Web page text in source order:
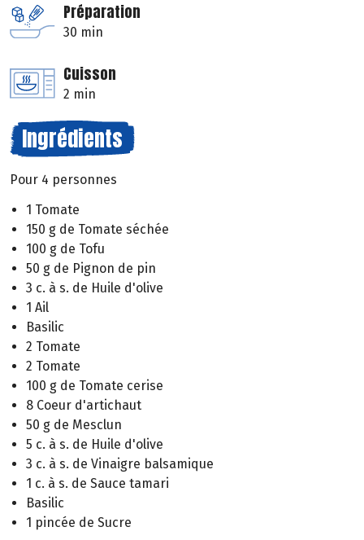
Préparation
30 min
Cuisson
2 min
Ingrédients
Pour 4 personnes
1 Tomate
150 g de Tomate séchée
100 g de Tofu
50 g de Pignon de pin
3 c. à s. de Huile d'olive
1 Ail
Basilic
2 Tomate
2 Tomate
100 g de Tomate cerise
8 Coeur d'artichaut
50 g de Mesclun
5 c. à s. de Huile d'olive
3 c. à s. de Vinaigre balsamique
1 c. à s. de Sauce tamari
Basilic
1 pincée de Sucre